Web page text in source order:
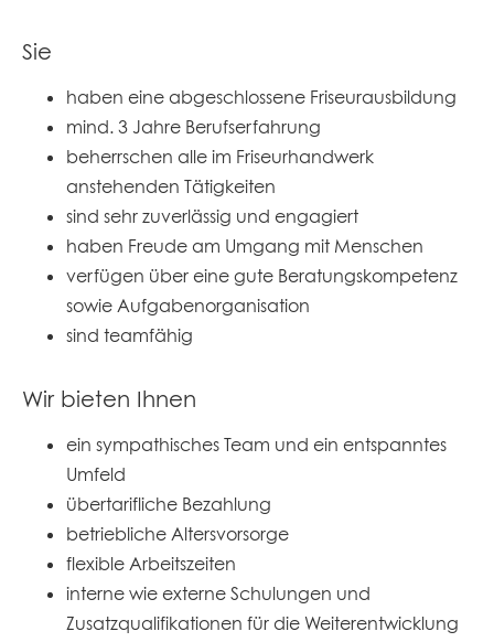
Sie
haben eine abgeschlossene Friseurausbildung
mind. 3 Jahre Berufserfahrung
beherrschen alle im Friseurhandwerk
anstehenden Tätigkeiten
sind sehr zuverlässig und engagiert
haben Freude am Umgang mit Menschen
verfügen über eine gute Beratungskompetenz
sowie Aufgabenorganisation
sind teamfähig
Wir bieten Ihnen
ein sympathisches Team und ein entspanntes
Umfeld
übertarifliche Bezahlung
betriebliche Altersvorsorge
flexible Arbeitszeiten
interne wie externe Schulungen und
Zusatzqualifikationen für die Weiterentwicklung